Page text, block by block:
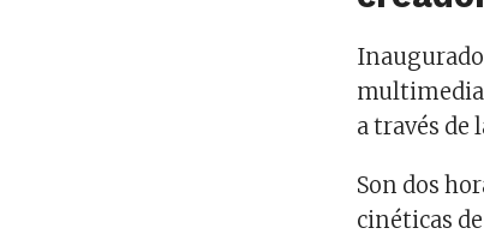
multimedia
a través de
Son dos
cinéticas